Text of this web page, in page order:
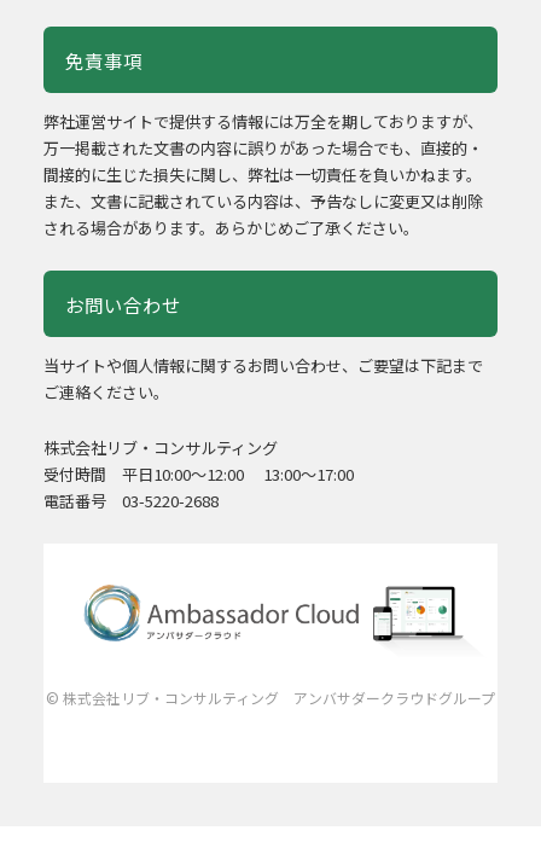
免責事項
弊社運営サイトで提供する情報には万全を期しておりますが、
万一掲載された文書の内容に誤りがあった場合でも、直接的・
間接的に生じた損失に関し、弊社は一切責任を負いかねます。
また、文書に記載されている内容は、予告なしに変更又は削除
される場合があります。あらかじめご了承ください。
お問い合わせ
当サイトや個人情報に関するお問い合わせ、ご要望は下記まで
ご連絡ください。
株式会社リブ・コンサルティング
受付時間 平日10:00～12:00 13:00～17:00
電話番号 03-5220-2688
© 株式会社リブ・コンサルティング アンバサダークラウドグループ